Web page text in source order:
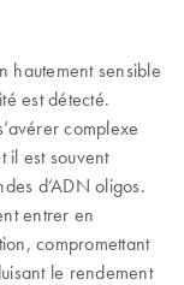
hautement sensible
est détecté.
complexe
il est souvent
d’ADN oligos.
entrer en
compromettant
le rendement